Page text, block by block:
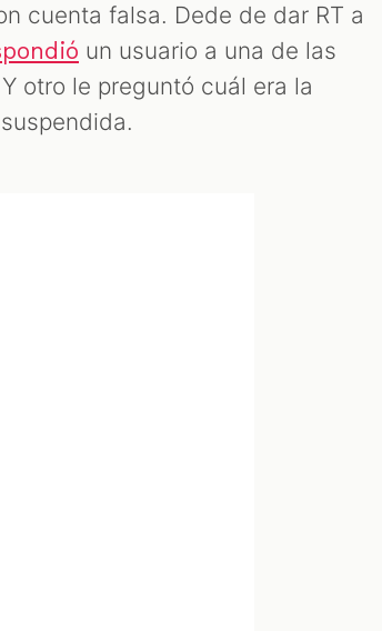
cuenta falsa. Dede de dar RT a
un usuario a una de las
otro le preguntó cuál era la